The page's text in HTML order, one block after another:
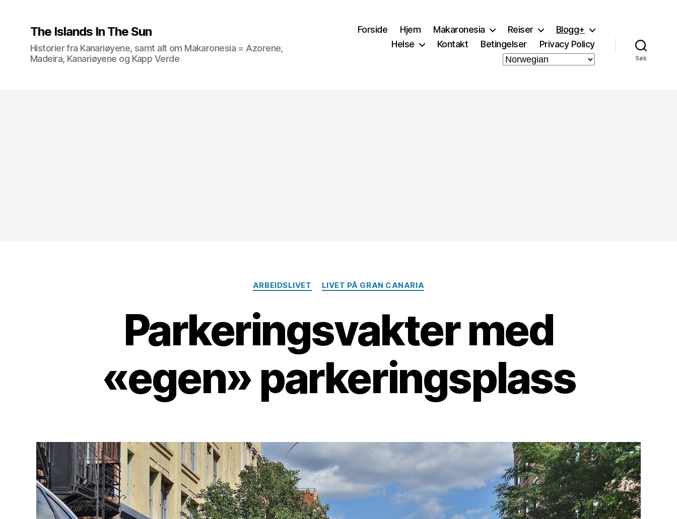
The Islands In The Sun
Historier fra Kanariøyene, samt alt om Makaronesia = Azorene,
Madeira, Kanariøyene og Kapp Verde
Forside Hjem Makaronesia Reiser
Blogg+
Helse
Kontakt Betingelser Privacy Policy
Søk
Kategorier
ARBEIDSLIVET LIVET PÅ GRAN CANARIA
Parkeringsvakter med
«egen» parkeringsplass